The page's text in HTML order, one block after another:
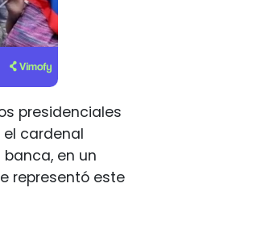
presidenciales
cardenal
en un
representó este